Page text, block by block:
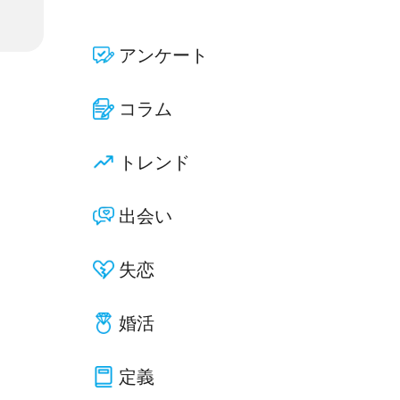
アンケート
コラム
トレンド
出会い
失恋
婚活
定義